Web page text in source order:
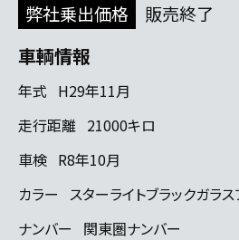
弊社乗出価格
販売終了
車輌情報
年式 H29年11月
走行距離 21000キロ
車検 R8年10月
カラー スターライトブラックガラ
ナンバー
関東圏ナンバー